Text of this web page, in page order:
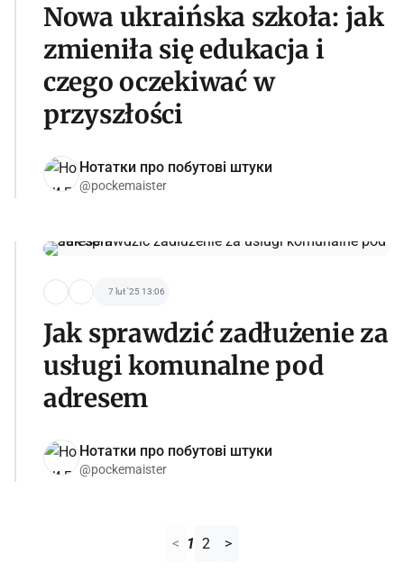
Nowa ukraińska szkoła: jak
zmieniła się edukacja i
czego oczekiwać w
przyszłości
Нотатки про побутові штуки
@pockemaister
7 lut '25 13:06
Jak sprawdzić zadłużenie za
usługi komunalne pod
adresem
Нотатки про побутові штуки
@pockemaister
< 1 2 >